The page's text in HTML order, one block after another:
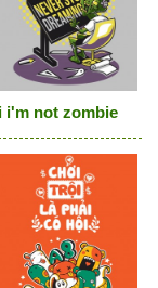
i'm not zombie